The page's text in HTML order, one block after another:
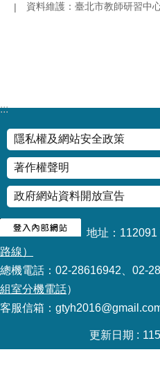
研
商
輔
導
支
持
服
務
教
學
資
源
資
資料維護：臺北市教師研習中
:::
隱私權及網站安全政策
著作權聲明
政府網站資料開放宣告
地址：
路線）
總機電話：02-28616942、02-
組室分機電話）
客服信箱：
更新日期